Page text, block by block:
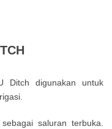
Ditch digunakan untuk
saluran terbuka.